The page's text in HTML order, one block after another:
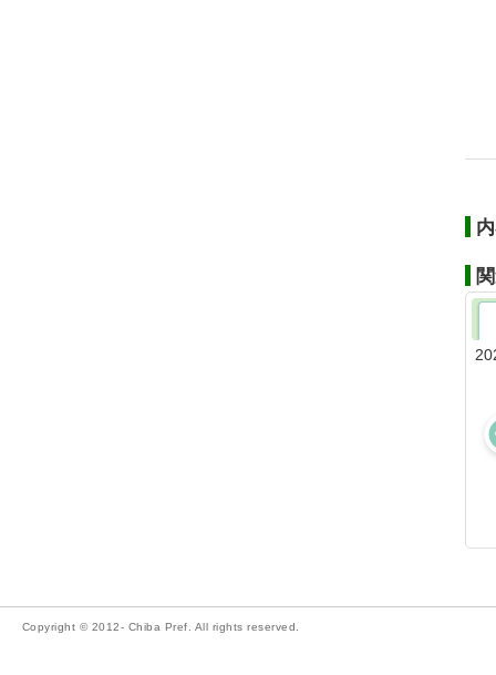
Copyright © 2012- Chiba Pref. All rights reserved.